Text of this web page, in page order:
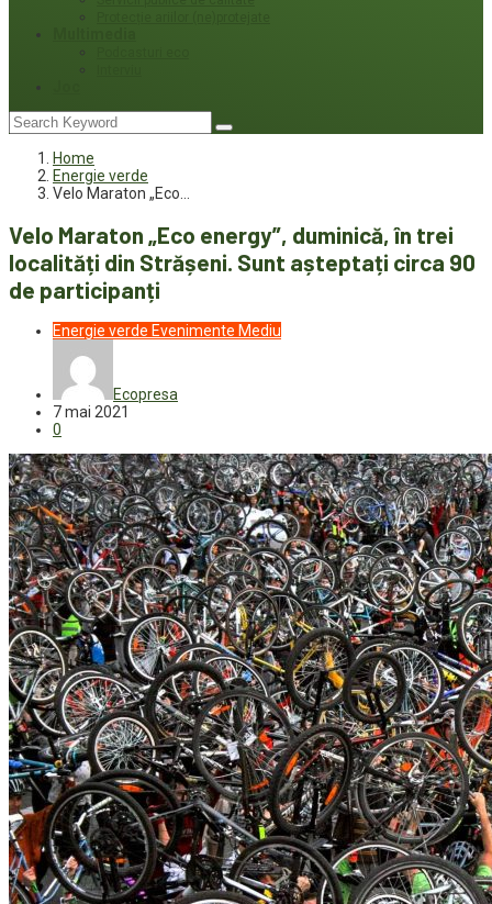
Home
Energie verde
Velo Maraton „Eco…
Velo Maraton „Eco energy”, duminică, în trei
localități din Strășeni. Sunt așteptați circa 90
de participanți
Energie verde Evenimente Mediu
Ecopresa
7 mai 2021
0